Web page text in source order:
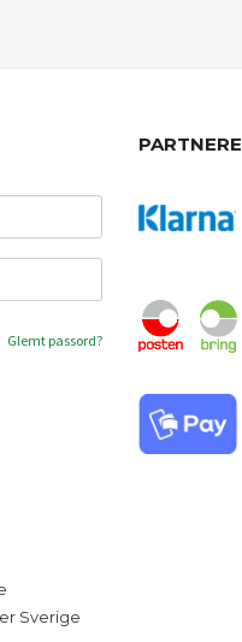
Glemt passord?
Sverige
PARTNERE